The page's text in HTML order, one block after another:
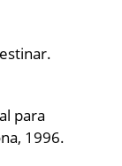
para
1996.